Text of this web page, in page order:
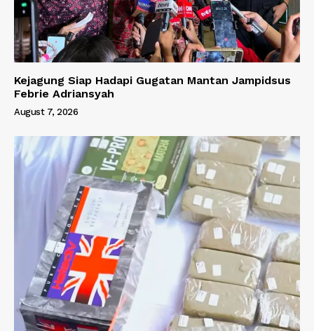
Kejagung Siap Hadapi Gugatan Mantan Jampidsus
Febrie Adriansyah
August 7, 2026